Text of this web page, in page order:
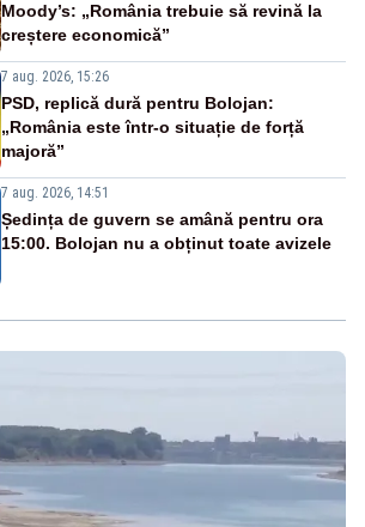
Moody’s: „România trebuie să revină la
creștere economică”
7 aug. 2026, 15:26
PSD, replică dură pentru Bolojan:
„România este într-o situație de forță
majoră”
7 aug. 2026, 14:51
Ședința de guvern se amână pentru ora
15:00. Bolojan nu a obținut toate avizele